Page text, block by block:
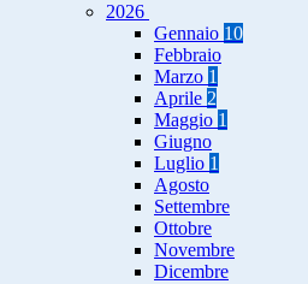
2026
Gennaio 10
Febbraio
Marzo 1
Aprile 2
Maggio 1
Giugno
Luglio 1
Agosto
Settembre
Ottobre
Novembre
Dicembre